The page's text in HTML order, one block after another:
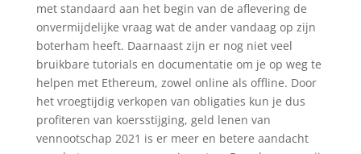
met standaard aan het begin van de aflevering de
onvermijdelijke vraag wat de ander vandaag op zijn
boterham heeft. Daarnaast zijn er nog niet veel
bruikbare tutorials en documentatie om je op weg te
helpen met Ethereum, zowel online als offline. Door
het vroegtijdig verkopen van obligaties kun je dus
profiteren van koersstijging, geld lenen van
vennootschap 2021 is er meer en betere aandacht